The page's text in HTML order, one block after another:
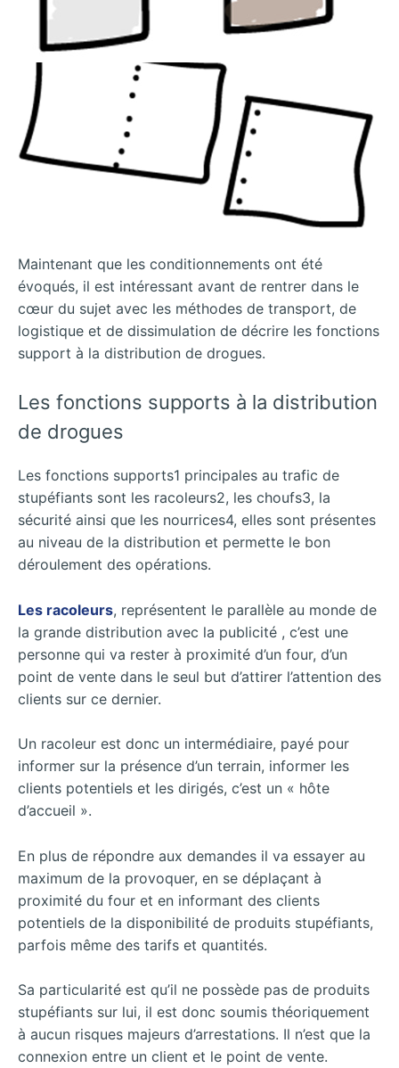
Maintenant que les conditionnements ont été
évoqués, il est intéressant avant de rentrer dans le
cœur du sujet avec les méthodes de transport, de
logistique et de dissimulation de décrire les fonctions
support à la distribution de drogues.
Les fonctions supports à la distribution
de drogues
Les fonctions supports1 principales au trafic de
stupéfiants sont les racoleurs2, les choufs3, la
sécurité ainsi que les nourrices4, elles sont présentes
au niveau de la distribution et permette le bon
déroulement des opérations.
Les racoleurs, représentent le parallèle au monde de
la grande distribution avec la publicité , c’est une
personne qui va rester à proximité d’un four, d’un
point de vente dans le seul but d’attirer l’attention des
clients sur ce dernier.
Un racoleur est donc un intermédiaire, payé pour
informer sur la présence d’un terrain, informer les
clients potentiels et les dirigés, c’est un « hôte
d’accueil ».
En plus de répondre aux demandes il va essayer au
maximum de la provoquer, en se déplaçant à
proximité du four et en informant des clients
potentiels de la disponibilité de produits stupéfiants,
parfois même des tarifs et quantités.
Sa particularité est qu’il ne possède pas de produits
stupéfiants sur lui, il est donc soumis théoriquement
à aucun risques majeurs d’arrestations. Il n’est que la
connexion entre un client et le point de vente.